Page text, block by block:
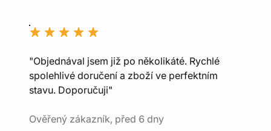
"Objednával jsem již po několikáté. Rychlé
spolehlivé doručení a zboží ve perfektním
stavu. Doporučuji"
Ověřený zákazník, před 6 dny